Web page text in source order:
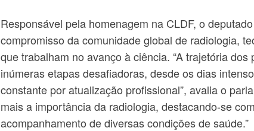
Responsável pela homenagem na CLDF, o
compromisso da comunidade global de radiologia,
que trabalham no avanço à ciência. “A trajetória
inúmeras etapas desafiadoras, desde os dias
constante por atualização profissional”, avalia o
mais a importância da radiologia, destacando-se
acompanhamento de diversas condições de saúde.”